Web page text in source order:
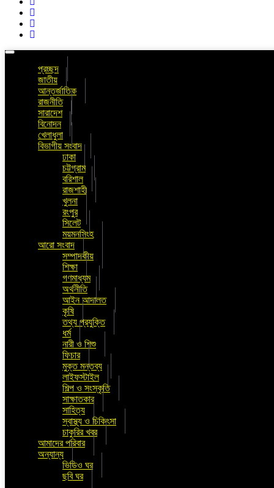
Toggle
navigationপ্রচ্ছদ
জাতীয়
আন্তর্জাতিক
রাজনীতি
সারাদেশ
বিনোদন
খেলাধুলা
বিভাগীয় সংবাদ
ঢাকা
চট্টগ্রাম
বরিশাল
রাজশাহী
খুলনা
রংপুর
সিলেট
ময়মনসিংহ
আরো সংবাদ
সম্পাদকীয়
শিক্ষা
গণমাধ্যম
অর্থনীতি
আইন আদালত
কৃষি
তথ্য প্রযুক্তি
ধর্ম
নারী ও শিশু
ফিচার
মুক্ত মন্তব্য
লাইফস্টাইল
শিল্প ও সংস্কৃতি
সাক্ষাতকার
সাহিত্য
স্বাস্থ্য ও চিকিৎসা
চাকুরির খবর
আমাদের পরিবার
অন্যান্য
ভিডিও ঘর
ছবি ঘর